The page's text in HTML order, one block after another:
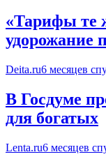
«Тарифы те
удорожание
Deita.ru6 месяцев
В Госдуме
для богатых
Lenta.ru6 месяцев